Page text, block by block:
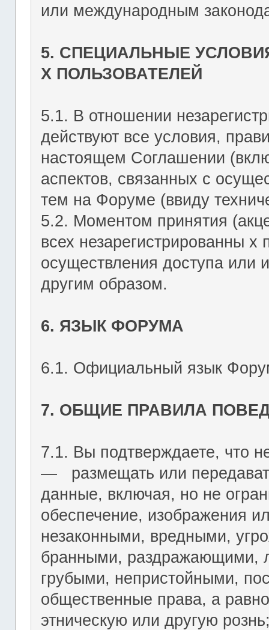
или международным
5. СПЕЦИАЛЬНЫЕ
Х ПОЛЬЗОВАТЕЛЕЙ
5.1. В отношении
действуют все условия,
настоящем Соглашении
аспектов, связанных с
тем на Форуме (ввиду
5.2. Моментом принятия
всех незарегистрированны х
осуществления доступа
другим образом.
6. ЯЗЫК ФОРУМА
6.1. Официальный язык
7. ОБЩИЕ ПРАВИЛА
7.1. Вы подтверждаете, что
― размещать или
данные, включая, но не
обеспечение, изображения
незаконными, вредными,
бранными, раздражающими,
грубыми, непристойными,
общественные права, а
этническую или другую